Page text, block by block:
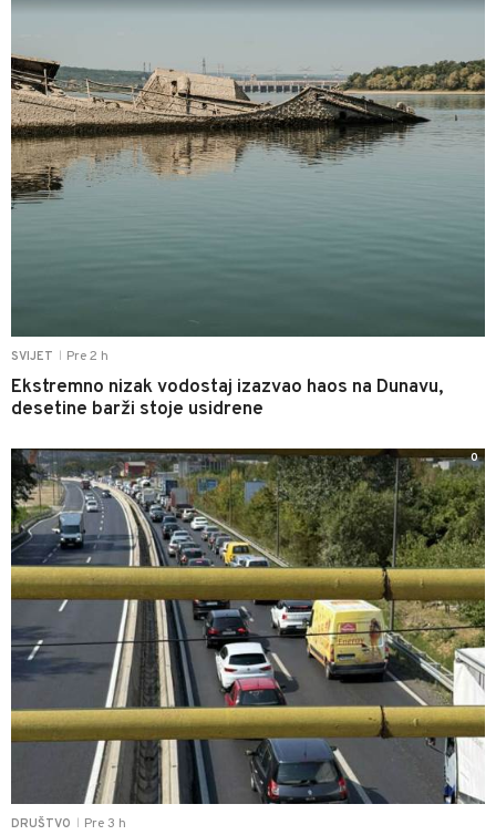
SVIJET Pre 2 h
Ekstremno nizak vodostaj izazvao haos na Dunavu,
desetine barži stoje usidrene
DRUŠTVO Pre 3 h
0